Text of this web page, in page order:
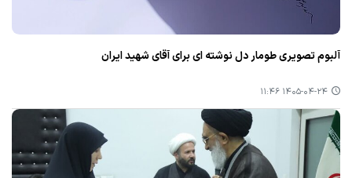
آلبوم تصویری طومار دل نوشته ای برای آقای شهید ایران
۱۴۰۵-۰۴-۲۴ ۱۱:۴۶